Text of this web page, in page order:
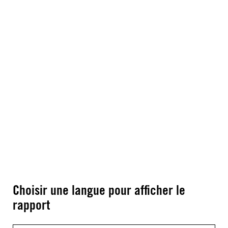
Choisir une langue pour afficher le
rapport